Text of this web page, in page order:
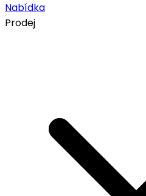
Nabídka
Prodej